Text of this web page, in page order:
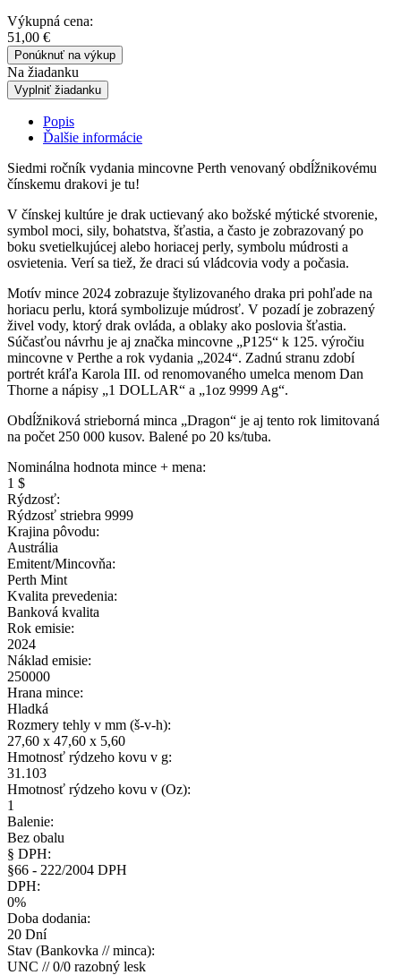
Výkupná cena:
51,00 €
Ponúknuť na výkup
Na žiadanku
Vyplniť žiadanku
Popis
Ďalšie informácie
Siedmi ročník vydania mincovne Perth venovaný obdĺžnikovému
čínskemu drakovi je tu!
V čínskej kultúre je drak uctievaný ako božské mýtické stvorenie,
symbol moci, sily, bohatstva, šťastia, a často je zobrazovaný po
boku svetielkujúcej alebo horiacej perly, symbolu múdrosti a
osvietenia. Verí sa tiež, že draci sú vládcovia vody a počasia.
Motív mince 2024 zobrazuje štylizovaného draka pri pohľade na
horiacu perlu, ktorá symbolizuje múdrosť. V pozadí je zobrazený
živel vody, ktorý drak ovláda, a oblaky ako poslovia šťastia.
Súčasťou návrhu je aj značka mincovne „P125“ k 125. výročiu
mincovne v Perthe a rok vydania „2024“. Zadnú stranu zdobí
portrét kráľa Karola III. od renomovaného umelca menom Dan
Thorne a nápisy „1 DOLLAR“ a „1oz 9999 Ag“.
Obdĺžniková strieborná minca „Dragon“ je aj tento rok limitovaná
na počet 250 000 kusov. Balené po 20 ks/tuba.
Nominálna hodnota mince + mena:
1 $
Rýdzosť:
Rýdzosť striebra 9999
Krajina pôvodu:
Austrália
Emitent/Mincovňa:
Perth Mint
Kvalita prevedenia:
Banková kvalita
Rok emisie:
2024
Náklad emisie:
250000
Hrana mince:
Hladká
Rozmery tehly v mm (š-v-h):
27,60 x 47,60 x 5,60
Hmotnosť rýdzeho kovu v g:
31.103
Hmotnosť rýdzeho kovu v (Oz):
1
Balenie:
Bez obalu
§ DPH:
§66 - 222/2004 DPH
DPH:
0%
Doba dodania:
20 Dní
Stav (Bankovka // minca):
UNC // 0/0 razobný lesk